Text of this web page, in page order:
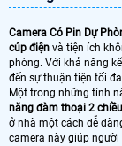
Camera Có Pin Dự
cúp điện và tiện ích
phòng. Với khả năng
đến sự thuận tiện tối
Một trong những tính
năng đàm thoại 2 chiều
ở nhà một cách dễ
camera này giúp